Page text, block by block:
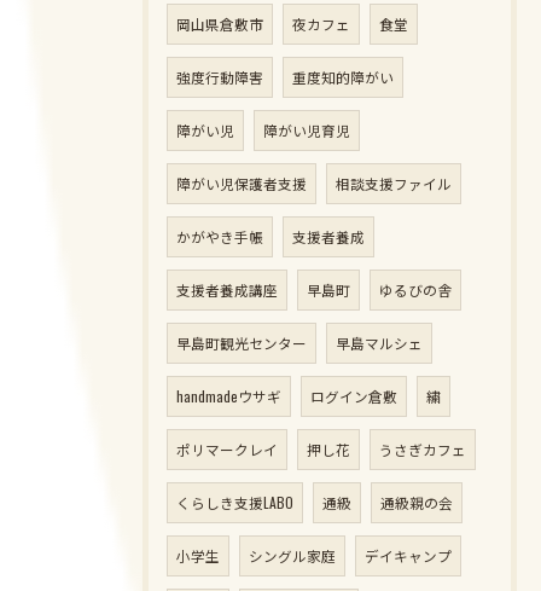
岡山県倉敷市 夜カフェ 食堂
強度行動障害 重度知的障がい
障がい児 障がい児育児
障がい児保護者支援 相談支援ファイル
かがやき手帳 支援者養成
支援者養成講座 早島町 ゆるびの舎
早島町観光センター 早島マルシェ
handmadeウサギ ログイン倉敷 繍
ポリマークレイ 押し花 うさぎカフェ
くらしき支援LABO 通級 通級親の会
小学生 シングル家庭 デイキャンプ